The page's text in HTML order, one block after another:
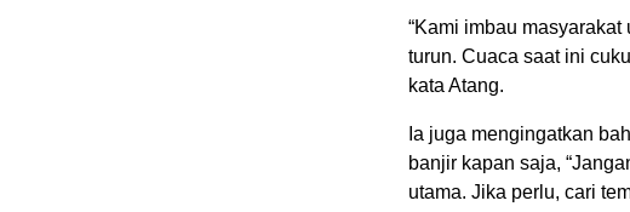
“Kami imbau
turun. Cuaca saat ini
kata Atang.
Ia juga mengingatkan
banjir kapan saja,
utama. Jika perlu, cari